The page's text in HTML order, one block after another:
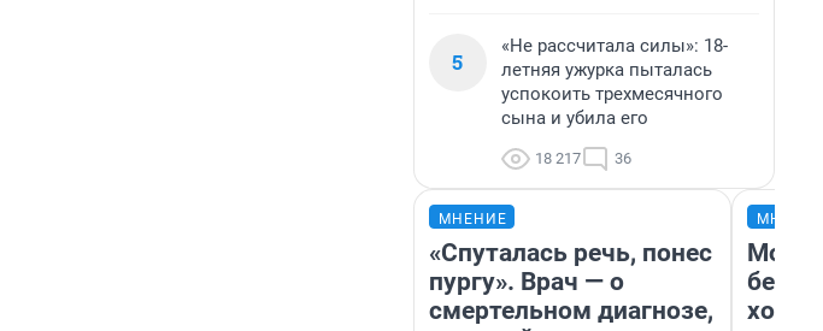
5
«Не рассчитала силы»: 18-
летняя ужурка пыталась
успокоить трехмесячного
сына и убила его
18 217 36
МНЕНИЕ
«Спуталась речь, понес
пургу». Врач — о
смертельном диагнозе,
Мой